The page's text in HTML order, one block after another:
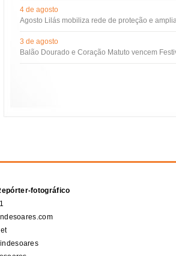
4 de agosto
Agosto Lilás mobiliza rede de proteção e
3 de agosto
Balão Dourado e Coração Matuto vencem
fotográfico